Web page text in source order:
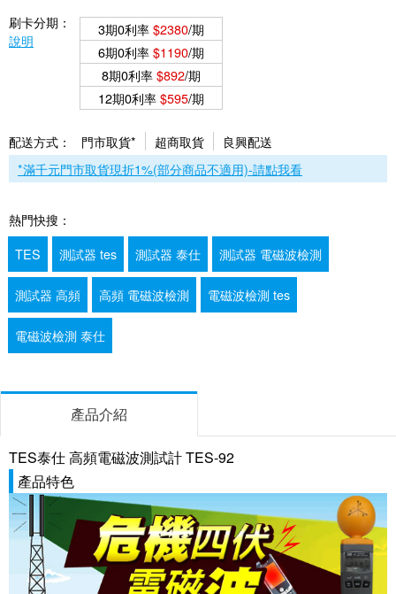
刷卡分期：
說明
3期0利率$2380/期
6期0利率$1190/期
8期0利率$892/期
12期0利率$595/期
配送方式： 門市取貨* 超商取貨
良興配送
*滿千元門市取貨現折1%(部分商品不適用)-請點我看
熱門快搜：
TES
測試器 tes 測試器 泰仕 測試器 電磁波檢測
測試器 高頻 高頻 電磁波檢測 電磁波檢測 tes
電磁波檢測 泰仕
產品介紹
TES泰仕 高頻電磁波測試計 TES-92
產品特色